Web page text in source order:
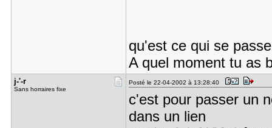
qu'est ce qui se
A quel moment tu as
j-'-r
Sans horraires fixe
Posté le 22-04-2002 à 13:28:40
c'est pour passer un
dans un lien